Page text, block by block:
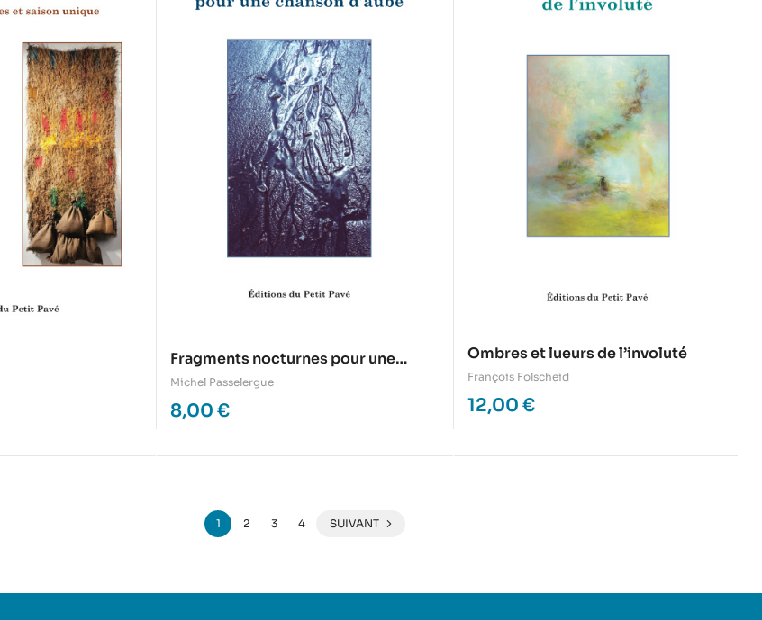
Fragments nocturnes pour une
chanson d’aube
Michel Passelergue
8,00 €
Ombres et lueurs de l’involuté
François Folscheid
12,00 €
1 2 3 4 SUIVANT